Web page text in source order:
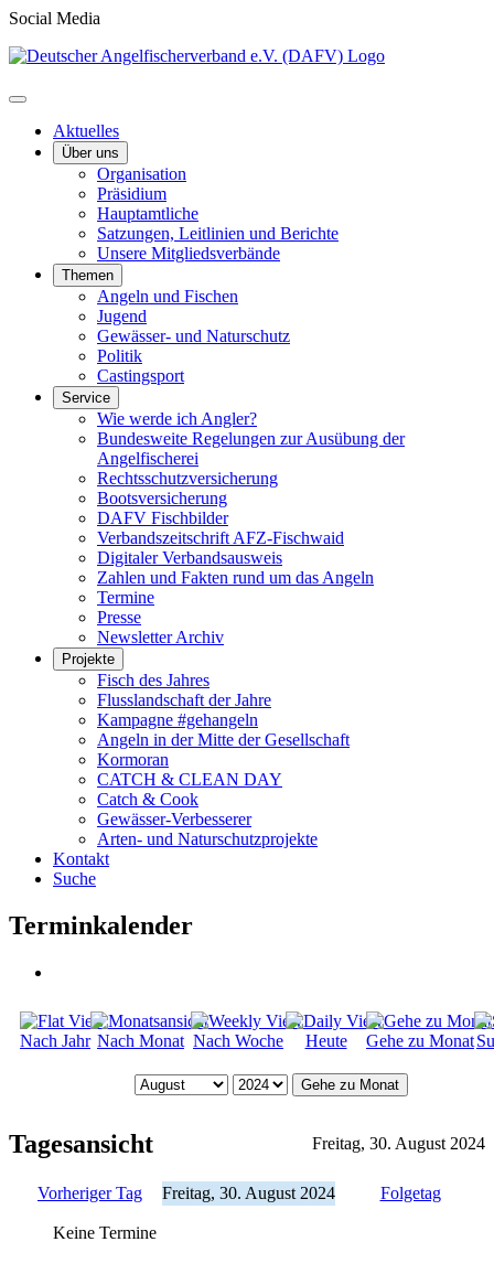
Social Media
Aktuelles
Über uns
Organisation
Präsidium
Hauptamtliche
Satzungen, Leitlinien und Berichte
Unsere Mitgliedsverbände
Themen
Angeln und Fischen
Jugend
Gewässer- und Naturschutz
Politik
Castingsport
Service
Wie werde ich Angler?
Bundesweite Regelungen zur Ausübung der
Angelfischerei
Rechtsschutzversicherung
Bootsversicherung
DAFV Fischbilder
Verbandszeitschrift AFZ-Fischwaid
Digitaler Verbandsausweis
Zahlen und Fakten rund um das Angeln
Termine
Presse
Newsletter Archiv
Projekte
Fisch des Jahres
Flusslandschaft der Jahre
Kampagne #gehangeln
Angeln in der Mitte der Gesellschaft
Kormoran
CATCH & CLEAN DAY
Catch & Cook
Gewässer-Verbesserer
Arten- und Naturschutzprojekte
Kontakt
Suche
Terminkalender
Nach Jahr Nach Monat Nach Woche Heute Gehe zu Monat
Gehe zu Monat
Tagesansicht Freitag, 30. August 2024
Vorheriger Tag Freitag, 30. August 2024 Folgetag
Keine Termine